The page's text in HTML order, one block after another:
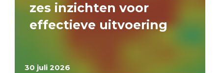
30 juli 2026
zes inzichten voor
effectieve uitvoering